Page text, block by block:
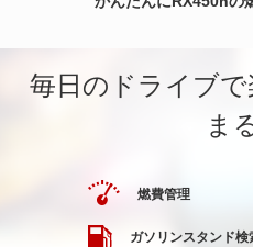
毎日のドライブ
ま
燃費管理
ガソリンスタンド検